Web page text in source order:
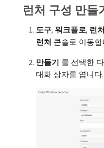
런처 구성 만들
도구, 워크플로, 런처
런처 콘솔로 이동합
만들기 를 선택한
대화 상자를 엽니다.